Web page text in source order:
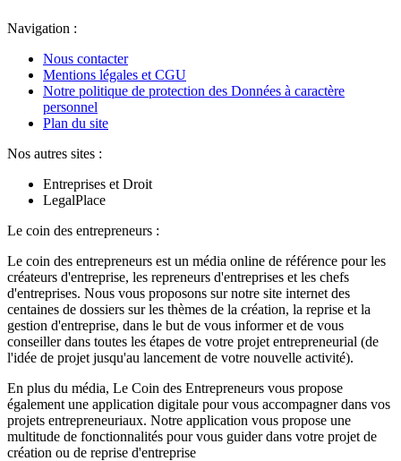
Navigation :
Nous contacter
Mentions légales et CGU
Notre politique de protection des Données à caractère
personnel
Plan du site
Nos autres sites :
Entreprises et Droit
LegalPlace
Le coin des entrepreneurs :
Le coin des entrepreneurs est un média online de référence pour les
créateurs d'entreprise, les repreneurs d'entreprises et les chefs
d'entreprises. Nous vous proposons sur notre site internet des
centaines de dossiers sur les thèmes de la création, la reprise et la
gestion d'entreprise, dans le but de vous informer et de vous
conseiller dans toutes les étapes de votre projet entrepreneurial (de
l'idée de projet jusqu'au lancement de votre nouvelle activité).
En plus du média, Le Coin des Entrepreneurs vous propose
également une application digitale pour vous accompagner dans vos
projets entrepreneuriaux. Notre application vous propose une
multitude de fonctionnalités pour vous guider dans votre projet de
création ou de reprise d'entreprise